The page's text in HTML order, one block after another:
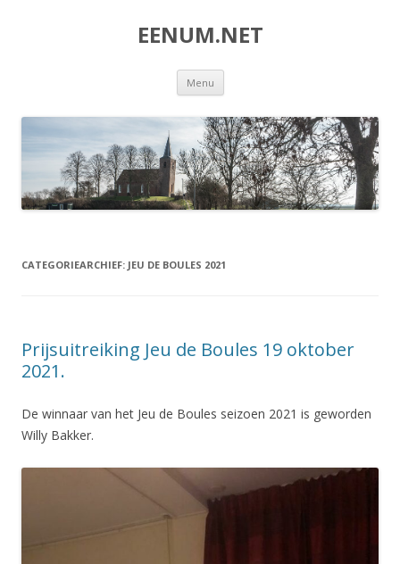
EENUM.NET
Menu Spring
inhoud
CATEGORIEARCHIEF: JEU DE BOULES 2021
Prijsuitreiking Jeu de Boules 19 oktober
2021.
De winnaar van het Jeu de Boules seizoen 2021 is geworden
Willy Bakker.